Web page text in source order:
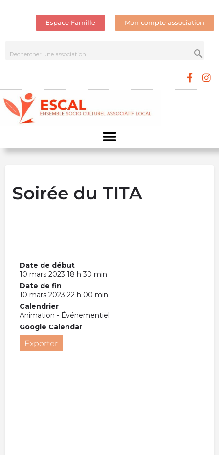
Espace Famille Mon compte association
Soirée du TITA
Date de début
10 mars 2023 18 h 30 min
Date de fin
10 mars 2023 22 h 00 min
Calendrier
Animation - Événementiel
Google Calendar
Exporter